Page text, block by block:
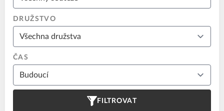
DRUŽSTVO
ČAS
FILTROVAT